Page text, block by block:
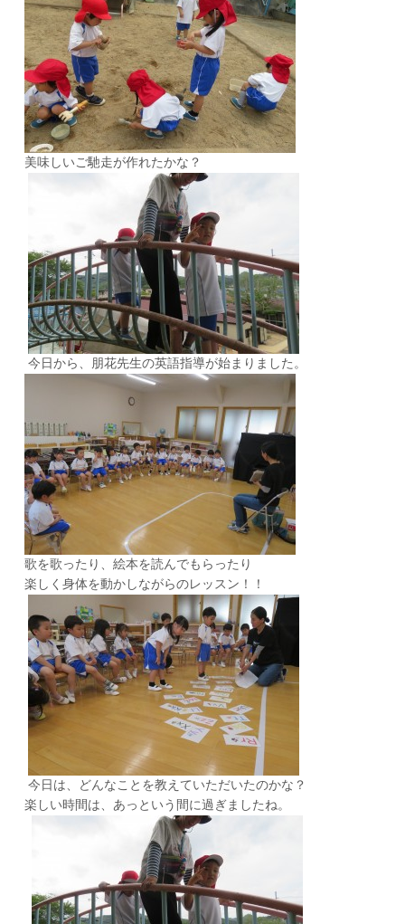
美味しいご馳走が作れたかな？
今日から、朋花先生の英語指導が始まりました。
歌を歌ったり、絵本を読んでもらったり
楽しく身体を動かしながらのレッスン！！
今日は、どんなことを教えていただいたのかな？
楽しい時間は、あっという間に過ぎましたね。